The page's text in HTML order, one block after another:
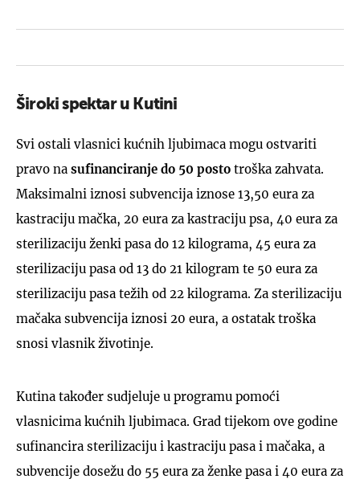
Široki spektar u Kutini
Svi ostali vlasnici kućnih ljubimaca mogu ostvariti
pravo na sufinanciranje do 50 posto troška zahvata.
Maksimalni iznosi subvencija iznose 13,50 eura za
kastraciju mačka, 20 eura za kastraciju psa, 40 eura za
sterilizaciju ženki pasa do 12 kilograma, 45 eura za
sterilizaciju pasa od 13 do 21 kilogram te 50 eura za
sterilizaciju pasa težih od 22 kilograma. Za sterilizaciju
mačaka subvencija iznosi 20 eura, a ostatak troška
snosi vlasnik životinje.
Kutina također sudjeluje u programu pomoći
vlasnicima kućnih ljubimaca. Grad tijekom ove godine
sufinancira sterilizaciju i kastraciju pasa i mačaka, a
subvencije dosežu do 55 eura za ženke pasa i 40 eura za